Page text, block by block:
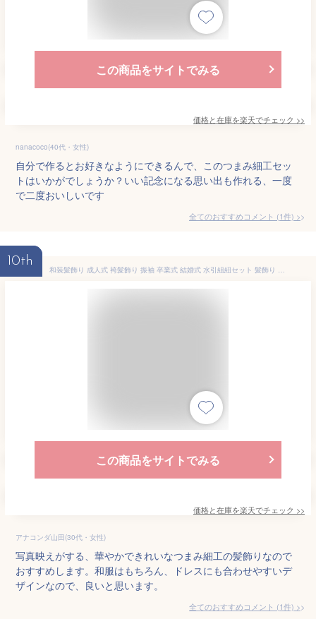
この商品をサイトでみる
価格と在庫を楽天でチェック >>
nanacoco(40代・女性)
自分で作るとお好きなようにできるんで、このつまみ細工セッ
トはいかがでしょうか？いい記念になる思い出も作れる、一度
で二度おいしいです
全てのおすすめコメント (1件) >
10th
和装髪飾り 成人式 袴髪飾り 振袖 卒業式 結婚式 水引組紐セット 髪飾り 金箔 つまみ細工 和玉 花 子供 レディース 玉飾り 水引 金箔 和装 袴 造花 ヘッドドレス ウェディング 結婚式 卒業式 七五三 753 白無垢 色打掛 振袖
この商品をサイトでみる
価格と在庫を楽天でチェック >>
アナコンダ山田(30代・女性)
写真映えがする、華やかできれいなつまみ細工の髪飾りなので
おすすめします。和服はもちろん、ドレスにも合わせやすいデ
ザインなので、良いと思います。
全てのおすすめコメント (1件) >